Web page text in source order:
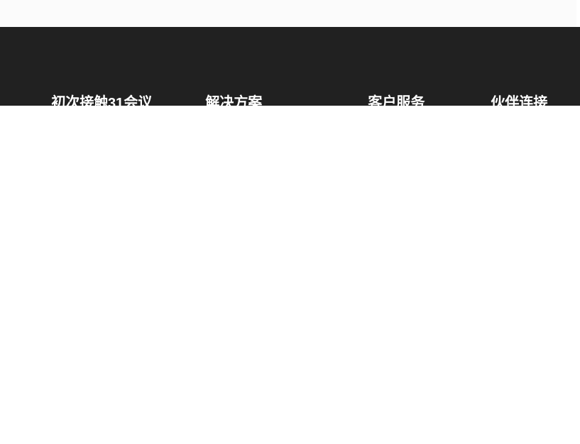
初次接触31会议 解决方案 客户服务 伙伴连接